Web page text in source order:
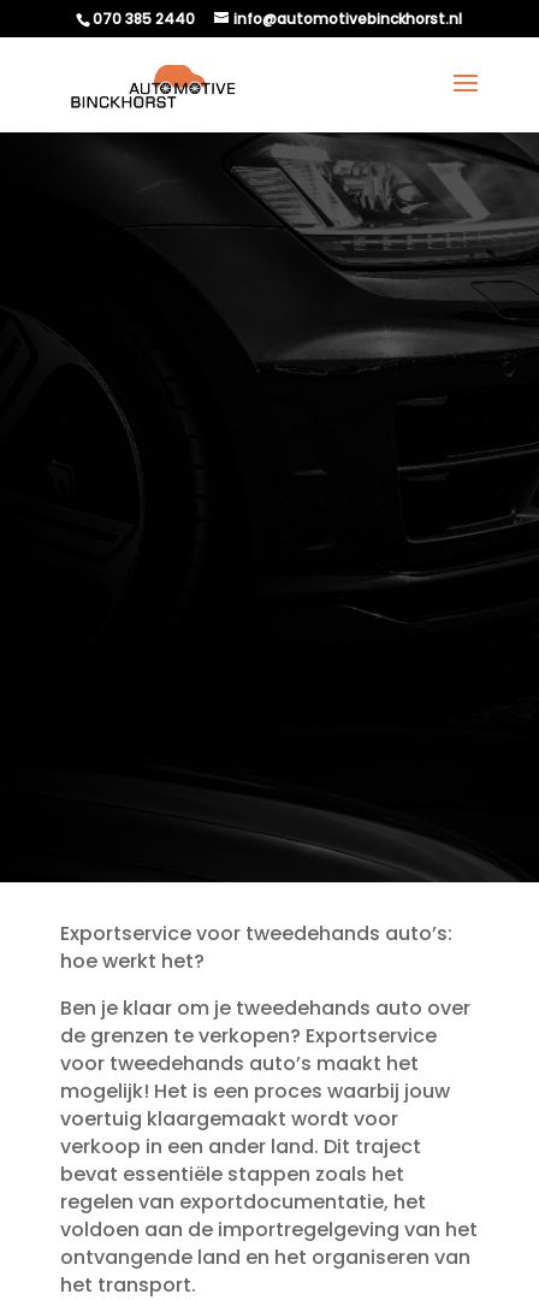
070 385 2440 info@automotivebinckhorst.nl
EXPORTSERVICE VOOR
TWEEDEHANDS AUTO’S:
HOE WERKT HET?
Exportservice voor tweedehands auto’s:
hoe werkt het?
Ben je klaar om je tweedehands auto over
de grenzen te verkopen? Exportservice
voor tweedehands auto’s maakt het
mogelijk! Het is een proces waarbij jouw
voertuig klaargemaakt wordt voor
verkoop in een ander land.​ Dit traject
bevat essentiële stappen zoals het
regelen van exportdocumentatie, het
voldoen aan de importregelgeving van het
ontvangende land en het organiseren van
het transport.​